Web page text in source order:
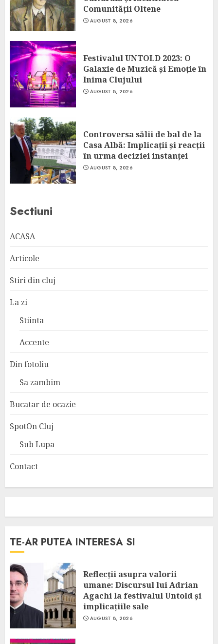
Comunității Oltene
AUGUST 8, 2026
Festivalul UNTOLD 2023: O
Galaxie de Muzică și Emoție în
Inima Clujului
AUGUST 8, 2026
Controversa sălii de bal de la
Casa Albă: Implicații și reacții
în urma deciziei instanței
AUGUST 8, 2026
Sectiuni
ACASA
Articole
Stiri din cluj
La zi
Stiinta
Accente
Din fotoliu
Sa zambim
Bucatar de ocazie
SpotOn Cluj
Sub Lupa
Contact
TE-AR PUTEA INTERESA SI
Reflecții asupra valorii
umane: Discursul lui Adrian
Agachi la festivalul Untold și
implicațiile sale
AUGUST 8, 2026